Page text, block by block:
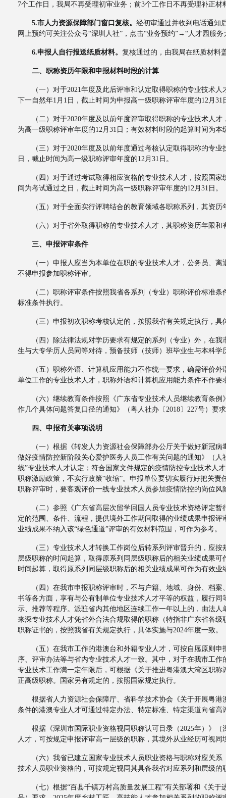
7个工作日，我局不再受理初审业务；前3个工作日不再受理补正
5.市人力资源保障部门窗口复核。 经初审通过并收到电话通知
网上预约可关注公众号“深圳人社”，点击“业务预约”→“人才园服
6.申报人自行报送纸质材料。 复核通过的，由我局在纸质材料
二、职称资历年限和申报材料时段的计算
（一）对于2021年度及此后评审和认定取得职称的专业技术人
下一自然年1月1日，截止时间为申报高一级职称评审年度的12月31
（二）对于2020年度及以前年度评审取得职称的专业技术人才
为高一级职称评审年度的12月31日；有效材料时段的起算时间为
（三）对于2020年度及以前年度通过考核认定取得职称的专业
日，截止时间为高一级职称评审年度的12月31日。
（四）对于通过考试取得相应资格的专业技术人才，按照国家
间为考试通过之日，截止时间为高一级职称评审年度的12月31日。
（五）对于全面实行评聘结合的教育领域各职称系列，其资历
（六）对于省外取得职称的专业技术人才，其职称资历年限和
三、申报评审条件
（一）申报人应当为本单位在职的专业技术人才，公务员、离
不得申报参加职称评审。
（二）职称评审条件按照我省各系列（专业）职称评价标准条
标准条件执行。
（三）申报初次职称考核认定的，按照我省有关规定执行，具
（四）除法律法规对学历要求有规定的系列（专业）外，在我
生与大专学历人员同等对待，预备技师（技师）班毕业生与本科学
（五）职称外语、计算机应用能力不作统一要求，确需评价外
单位工作的专业技术人才，职称外语和计算机应用能力条件不作
（六）继续教育条件按照《广东省专业技术人员继续教育条例
作几个具体问题答复口径的通知》（粤人社办〔2018〕227号）要
四、申报有关事项说明
（一）根据《转发人力资源社会保障部办公厅关于做好新冠病
做好疫情防控新阶段关心爱护医务人员工作有关问题的通知》（
线”专业技术人才认定；符合国家文件规定的疫情防控专业技术人
职称激励政策，不实行政策“收缩”。申报单位要切实履行好把关
职称评审时，要客观评价一线专业技术人员参加疫情防控的岗位
（二）参照《广东省高层次留学回国人员专业技术资格评定暂
定的范围、条件、流程，提供境外工作期间取得的业绩成果申报
业绩成果不纳入该“绿色通道”评审的有效材料范围，可作为参考。
（三）专业技术人才转换工作岗位后转系列评审晋升的，应按
层级职称的时间起算，取得原系列同层级职称后的相关业绩成果
时间起算，取得原系列同层级职称后的相关业绩成果可作为有效业
（四）在我市申报职称评审时，不与户籍、地域、身份、档案
书等各方面，享有与公有制单位专业技术人才平等的权益，履行
示、推荐等程序。派驻省内其他地区连续工作一年以上的，由法
来深专业技术人才凭省外合法合规取得的职称（特指非广东省各
职称证书的，按照我省有关规定执行，具体实施与2024年度一致。
（五）在我市工作的港澳台和外籍专业人才，可按自愿原则申
序、评审办法等与省内专业技术人才一致。其中，对于在我市工
专业技术工作满一定年限后，可根据《关于推进粤港澳大湾区职
正高级职称。国家另有规定的，按照国家规定执行。
根据省人力资源社会保障厅、省科学技术协会《关于开展粤港
条件的港澳专业人才可通过特定办法、特定标准、特定渠道向省
根据《深圳市国际职业资格视同职称认可目录（2025年）》（
人才，可按规定申报评审高一层级的职称，其境外从业经历可视同
（六）我省已建立国家专业技术人员职业资格与职称对应关系
技术人员职业资格的，可按规定视同其具备我省对应系列和层级
（七）根据“百县千镇万村高质量发展工程”有关部署和《关于